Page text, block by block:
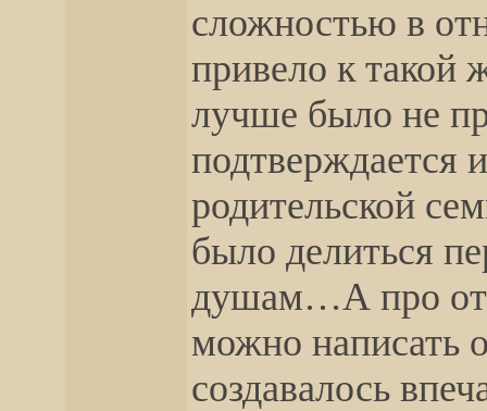
сложностью в
привело к такой
лучше было не
подтверждается
родительской
было делиться
душам…А про
можно написать
создавалось